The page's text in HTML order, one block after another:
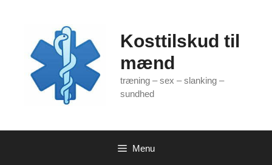
Kosttilskud til
mænd
træning – sex – slanking –
sundhed
Menu